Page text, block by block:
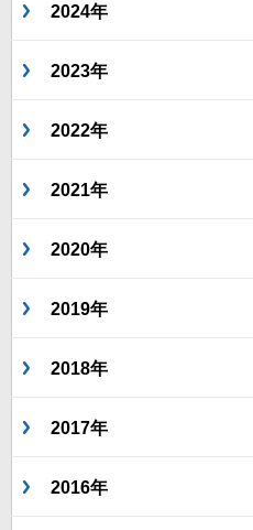
2024年
2023年
2022年
2021年
2020年
2019年
2018年
2017年
2016年